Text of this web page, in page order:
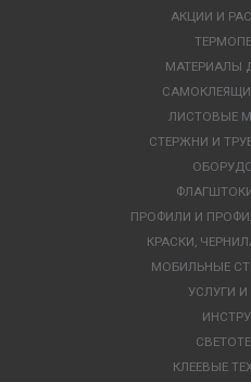
АКЦИИ И
МАТЕРИАЛЫ
ЛИСТОВЫЕ
СТЕРЖНИ И
ФЛАГШТОКИ
ПРОФИЛИ И
КРАСКИ,
МОБИЛЬНЫЕ
УСЛУГИ
КЛЕЕВЫЕ